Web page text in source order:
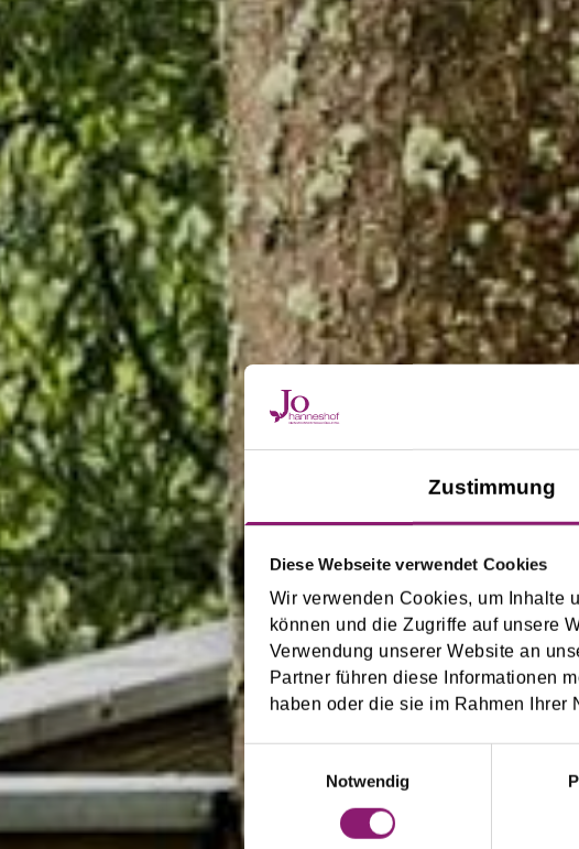
Zustimmung
Diese Webseite verwendet Cookies
Wir verwenden Cookies, um Inhalte
können und die Zugriffe auf unsere
Verwendung unserer Website an
Partner führen diese Informationen
haben oder die sie im Rahmen Ihrer
Notwendig
Die Joker